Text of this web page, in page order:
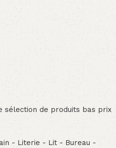
sélection de produits bas prix
- Literie - Lit - Bureau -